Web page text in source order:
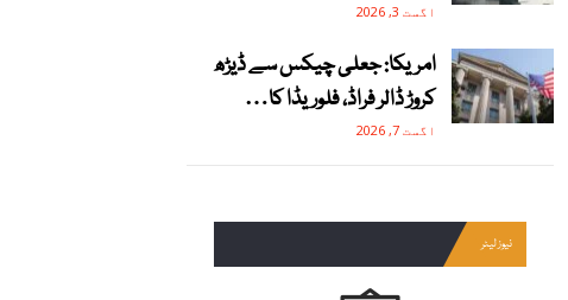
اگست 3, 2026
امریکا: جعلی چیکس سے ڈیڑھ
کروڑ ڈالر فراڈ، فلوریڈا کا…
اگست 7, 2026
نیوز لیٹر